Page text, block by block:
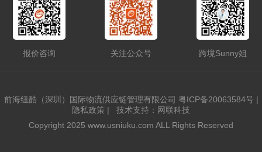
报价咨询 关注公众号 跨境Sunny姐
前海纽酷（深圳）国际物流供应链管理有限公司 粤ICP备20063584号|
隐私政策 |
技术支持：网联科技
Copyright 2025 www.usniuku.com ALL Rights Reserved